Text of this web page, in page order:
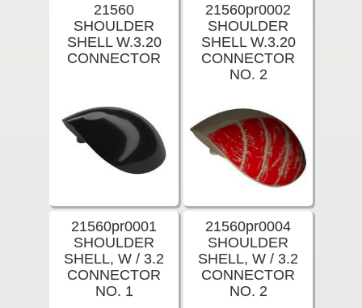
21560
SHOULDER
SHELL W.3.20
CONNECTOR
21560pr0002
SHOULDER
SHELL W.3.20
CONNECTOR
NO. 2
21560pr0001
SHOULDER
SHELL, W / 3.2
CONNECTOR
NO. 1
21560pr0004
SHOULDER
SHELL, W / 3.2
CONNECTOR
NO. 2